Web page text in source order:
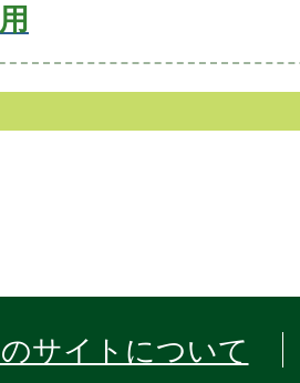
サイトについて